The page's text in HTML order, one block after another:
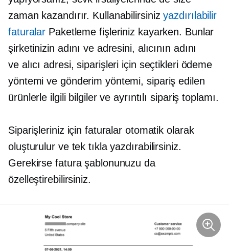
zaman kazandırır. Kullanabilirsinizyazdırılabilir
faturalar Paketleme fişleriniz kayarken. Bunlar
şirketinizin adını ve adresini, alıcının adını
ve alıcı adresi, siparişleri için seçtikleri ödeme
yöntemi ve gönderim yöntemi, sipariş edilen
ürünlerle ilgili bilgiler ve ayrıntılı sipariş toplamı.
Siparişleriniz için faturalar otomatik olarak
oluşturulur ve tek tıkla yazdırabilirsiniz.
Gerekirse fatura şablonunuzu da
özelleştirebilirsiniz.